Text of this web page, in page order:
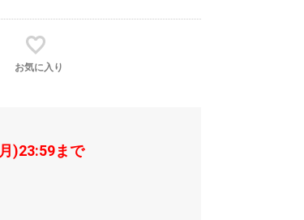
お気に入り
)23:59まで